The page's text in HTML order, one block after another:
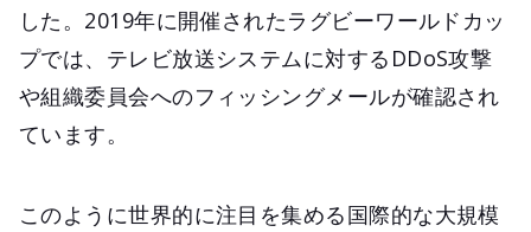
した。2019年に開催されたラグビーワールドカッ
プでは、テレビ放送システムに対するDDoS攻撃
や組織委員会へのフィッシングメールが確認され
ています。
このように世界的に注目を集める国際的な大規模